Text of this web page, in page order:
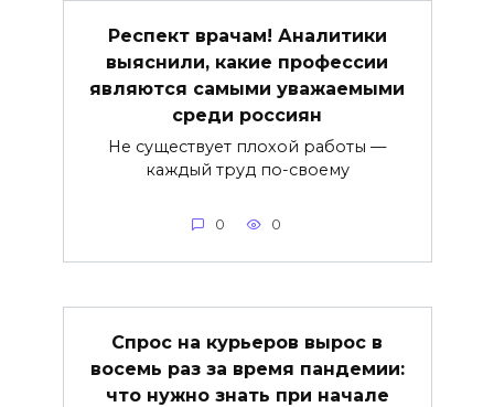
Респект врачам! Аналитики
выяснили, какие профессии
являются самыми уважаемыми
среди россиян
Не существует плохой работы —
каждый труд по-своему
0 0
Спрос на курьеров вырос в
восемь раз за время пандемии:
что нужно знать при начале